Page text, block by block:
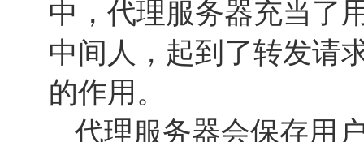
中，代理服务器充当了
中间人，起到了转发请
的作用。
代理服务器会保存用